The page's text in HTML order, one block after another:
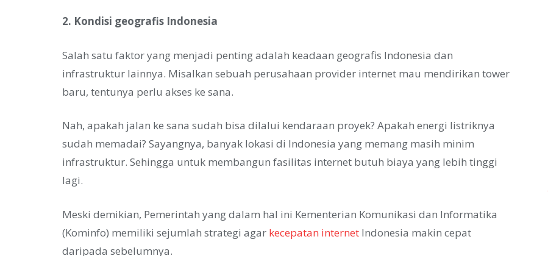
2. Kondisi geografis Indonesia
Salah satu faktor yang menjadi penting adalah keadaan geografis Indonesia dan
infrastruktur lainnya. Misalkan sebuah perusahaan provider internet mau mendirikan tower
baru, tentunya perlu akses ke sana.
Nah, apakah jalan ke sana sudah bisa dilalui kendaraan proyek? Apakah energi listriknya
sudah memadai? Sayangnya, banyak lokasi di Indonesia yang memang masih minim
infrastruktur. Sehingga untuk membangun fasilitas internet butuh biaya yang lebih tinggi
lagi.
Meski demikian, Pemerintah yang dalam hal ini Kementerian Komunikasi dan Informatika
(Kominfo) memiliki sejumlah strategi agar kecepatan internet Indonesia makin cepat
daripada sebelumnya.